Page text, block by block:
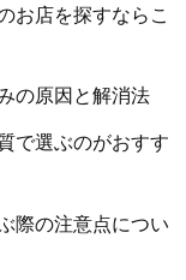
お店を探すならこ
の原因と解消法
で選ぶのがおすす
際の注意点につい